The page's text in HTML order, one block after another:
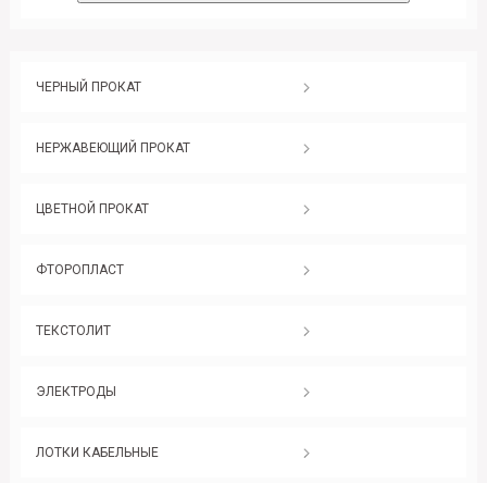
ЧЕРНЫЙ ПРОКАТ
НЕРЖАВЕЮЩИЙ ПРОКАТ
ЦВЕТНОЙ ПРОКАТ
ФТОРОПЛАСТ
ТЕКСТОЛИТ
ЭЛЕКТРОДЫ
ЛОТКИ КАБЕЛЬНЫЕ